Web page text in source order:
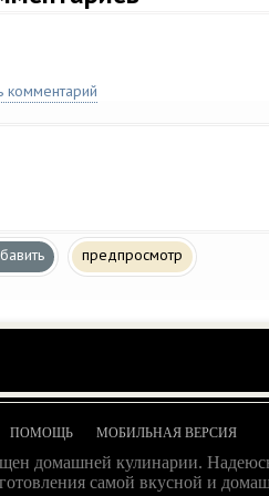
комментарий
предпросмотр
ПОМОЩЬ МОБИЛЬНАЯ ВЕРСИЯ
домашней кулинарии.
самой вкусной и